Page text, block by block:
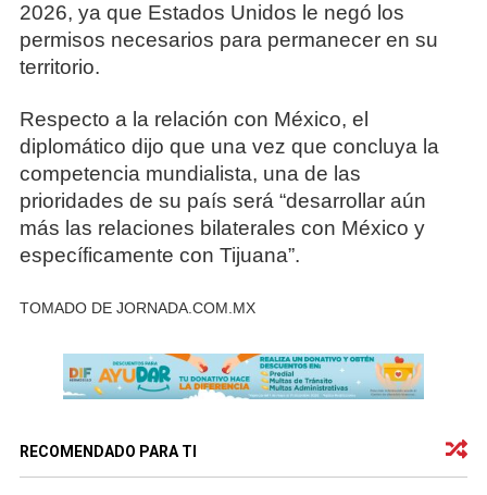
2026, ya que Estados Unidos le negó los
permisos necesarios para permanecer en su
territorio.
Respecto a la relación con México, el
diplomático dijo que una vez que concluya la
competencia mundialista, una de las
prioridades de su país será “desarrollar aún
más las relaciones bilaterales con México y
específicamente con Tijuana”.
TOMADO DE JORNADA.COM.MX
RECOMENDADO PARA TI